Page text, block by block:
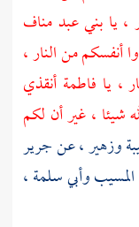
، يا بني عبد مناف
أنفسكم من النار ،
، يا فاطمة أنقذي
شيئا ، غير أن لكم
وزهير ،عنجرير
وأبي سلمة ،